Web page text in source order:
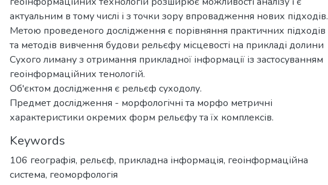
актуальним в тому числі і з точки зору впровадження нових підходів.
Метою проведеного дослідження є порівняння практичних підходів
та методів вивчення будови рельєфу місцевості на прикладі долини
Сухого лиману з отримання прикладної інформації із застосуванням
геоінформаційних тенологій.
Об'єктом дослідження є рельєф суходолу.
Предмет дослідження - морфологічні та морфо метричні
характеристики окремих форм рельєфу та їх комплексів.
Keywords
106 географія, рельєф, прикладна інформація, геоінформаційна
система, геоморфологія